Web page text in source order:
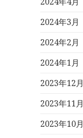
2024年3月
2024年2月
2024年1月
2023年12月
2023年11月
2023年10月